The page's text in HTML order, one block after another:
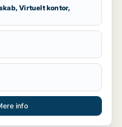
Virtuelt kontor,
info